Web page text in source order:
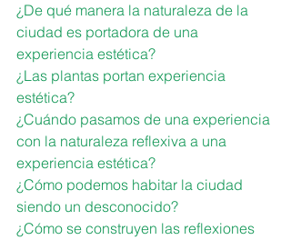
¿De qué manera la naturaleza de la
ciudad es portadora de una
experiencia estética?
¿Las plantas portan experiencia
estética?
¿Cuándo pasamos de una experiencia
con la naturaleza reflexiva a una
experiencia estética?
¿Cómo podemos habitar la ciudad
siendo un desconocido?
¿Cómo se construyen las reflexiones